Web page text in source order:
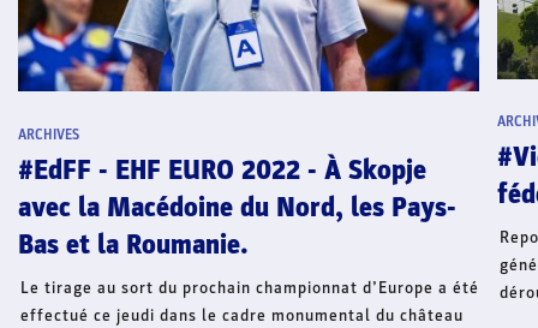
ARCHIVES
#EdFF - EHF EURO 2022 - À Skopje
avec la Macédoine du Nord, les Pays-
Bas et la Roumanie.
Le tirage au sort du prochain championnat d’Europe a été
effectué ce jeudi dans le cadre monumental du château